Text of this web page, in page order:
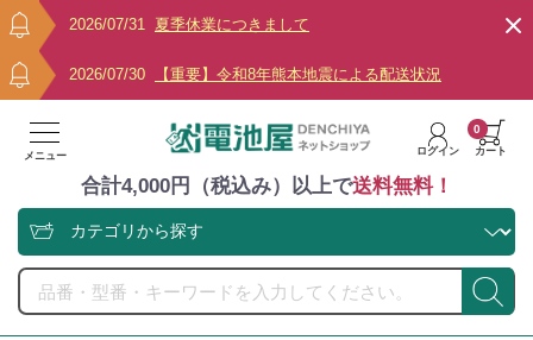
2026/07/31 夏季休業につきまして
2026/07/30 【重要】令和8年熊本地震による配送状況
メニュー ログイン カート
0
合計4,000円（税込み）以上で送料無料！